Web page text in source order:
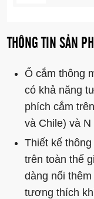
Chất liệu nhựa
lịch.
THÔNG TIN SẢN
Ổ cắm thông
có khả năng
phích cắm
và Chile) và N
Thiết kế
trên toàn thế
dàng nối
tương thích